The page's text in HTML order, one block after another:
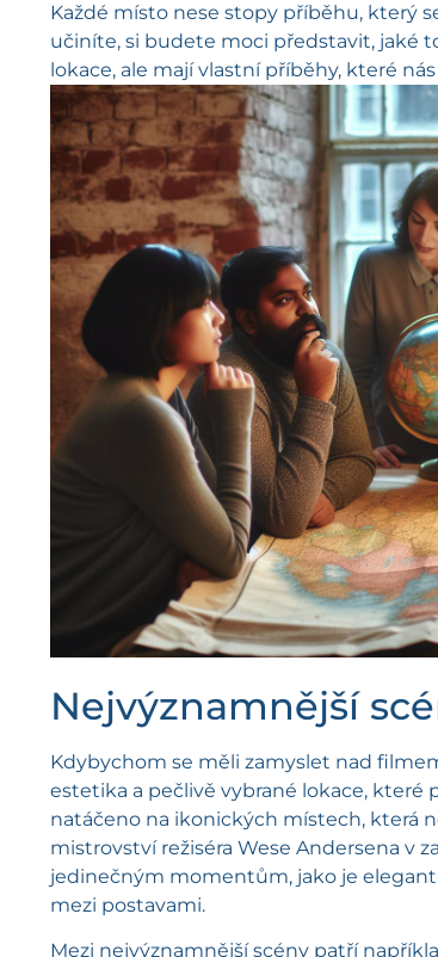
Každé místo nese stopy příběhu, který
učiníte, si budete moci představit, jaké
lokace, ale mají vlastní příběhy, které
Nejvýznamnější
Kdybychom se měli zamyslet nad
estetika a pečlivě vybrané lokace,
natáčeno na ikonických místech, která
mistrovství režiséra Wese Andersena v
jedinečným momentům, jako je
mezi postavami.
Mezi nejvýznamnější scény patří